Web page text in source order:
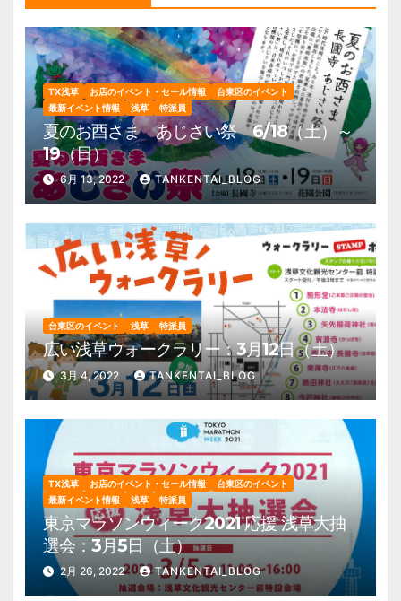
TX浅草 お店のイベント・セール情報
台東区のイベント
最新イベント情報
浅草 特派員
夏のお酉さま あじさい祭 6/18（土）～
19（日）
6月 13, 2022 TANKENTAI_BLOG
台東区のイベント 浅草 特派員
広い浅草ウォークラリー：3月12日（土）
3月 4, 2022 TANKENTAI_BLOG
TX浅草 お店のイベント・セール情報
台東区のイベント
最新イベント情報
浅草 特派員
東京マラソンウィーク2021 応援 浅草大抽
選会：3月5日（土）
2月 26, 2022 TANKENTAI_BLOG